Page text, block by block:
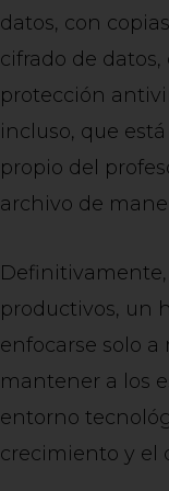
datos, con
cifrado de
protección
incluso, que
propio del
archivo de
productivos, un
enfocarse solo a
mantener a los
entorno
crecimiento y el